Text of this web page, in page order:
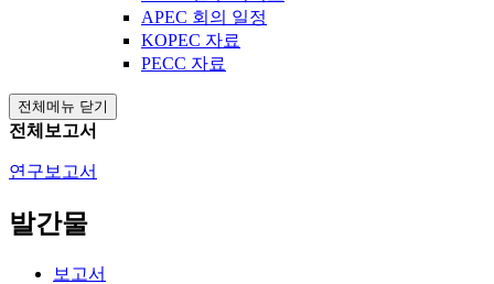
APEC 회의 일정
KOPEC 자료
PECC 자료
전체메뉴 닫기
전체보고서
연구보고서
발간물
보고서